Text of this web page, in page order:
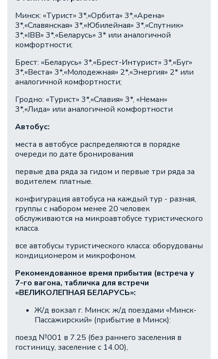
Минск: «Турист» 3*,«Орбита» 3*,«Арена»
3*,«Славянская» 3*,«Юбилейная» 3*,«Спутник»
3*,«IBB» 3*,«Беларусь» 3* или аналогичной
комфортности;
Брест: «Беларусь» 3*,«Брест-Интурист» 3*,«Буг»
3*,«Веста» 3*,«Молодежная» 2*,«Энергия» 2* или
аналогичной комфортности;
Гродно: «Турист» 3*,«Славия» 3*, «Неман»
3*,«Лида» или аналогичной комфортности
Автобус:
​места в автобусе распределяются в порядке
очереди по дате бронирования
первые два ряда за гидом и первые три ряда за
водителем: платные.
конфигурация автобуса на каждый тур - разная,
группы с набором менее 20 человек
обслуживаются на микроавтобусе туристического
класса.
все автобусы туристического класса: оборудованы
кондиционером и микрофоном.
Рекомендованное время прибытия (встреча у
7-го вагона, табличка для встречи
«ВЕЛИКОЛЕПНАЯ БЕЛАРУСЬ»:
Ж/д вокзал г. Минск: ж/д поездами «Минск-
Пассажирский» (прибытие в Минск):
поезд №001 в 7.25 (без раннего заселения в
гостиницу, заселение с 14.00),